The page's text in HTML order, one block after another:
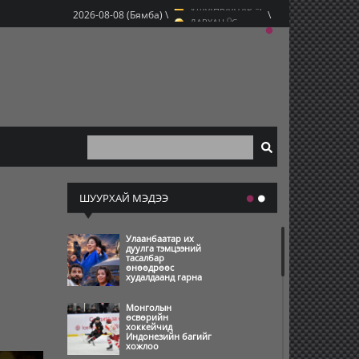
2026-08-08 (Бямба) \ O
ЭРДЭНЭТ C
\
ШУУРХАЙ МЭДЭЭ
Улаанбаатар их
дуулга тэмцээний
тасалбар
өнөөдрөөс
худалдаанд гарна
Монголын
өсвөрийн
хоккейчид
Индонезийн багийг
хожлоо